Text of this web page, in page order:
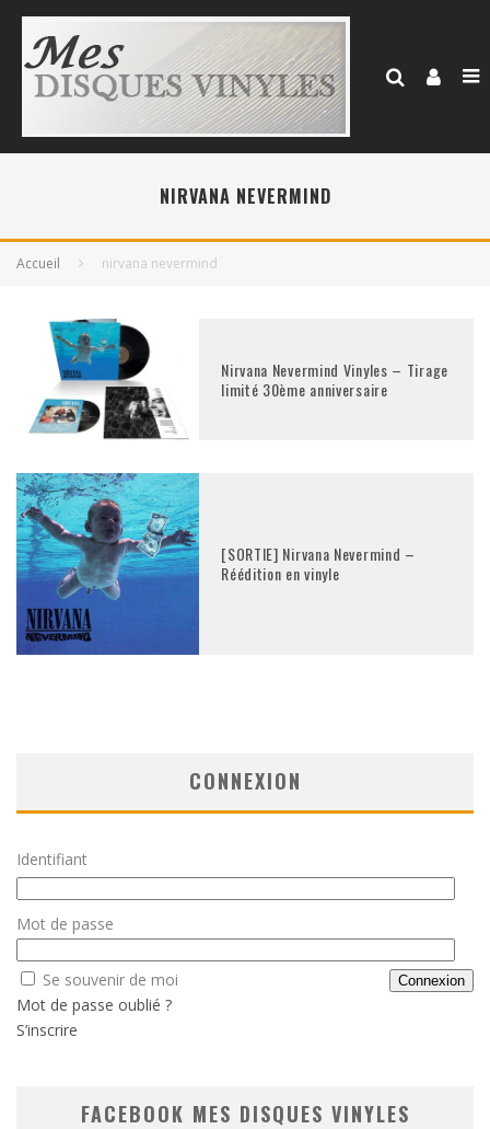
NIRVANA NEVERMIND
Accueil nirvana nevermind
Nirvana Nevermind Vinyles – Tirage
limité 30ème anniversaire
[SORTIE] Nirvana Nevermind –
Réédition en vinyle
CONNEXION
Identifiant
Mot de passe
Se souvenir de moi
Mot de passe oublié ?
S’inscrire
FACEBOOK MES DISQUES VINYLES